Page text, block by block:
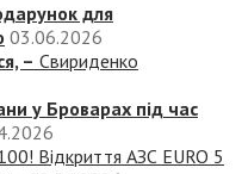
для
03.06.2026
– Свириденко
у Броварах під час
Відкриття АЗС EURO 5